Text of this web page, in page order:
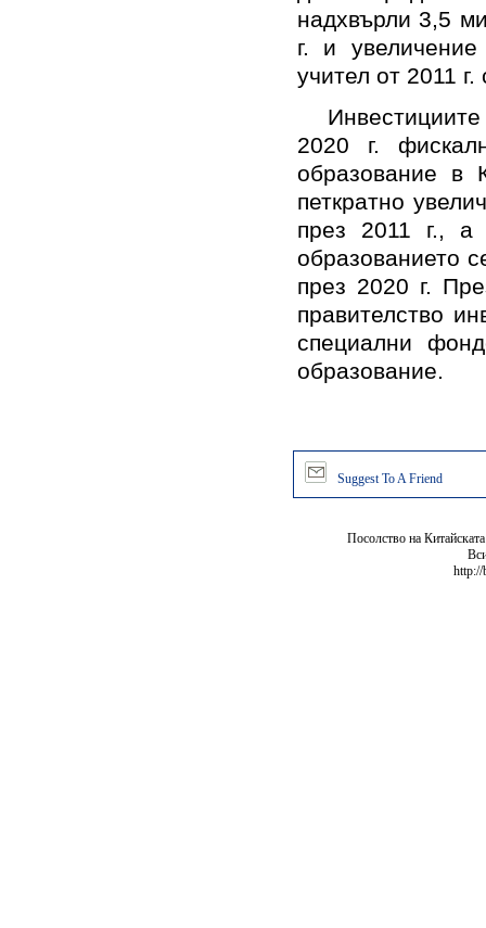
надхвърли 3,5
г. и
учител от 2011
2020 г.
образование в
петкратно
през 2011 г., а
образованието
през 2020 г.
правителство
специални
образование.
Suggest To A Friend
Посолство на
http://